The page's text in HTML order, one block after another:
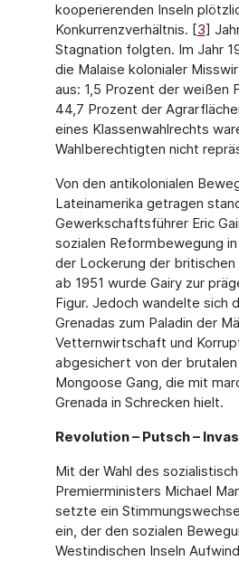
kooperierenden Inseln
Konkurrenzverhältnis. [3]
Stagnation folgten. Im Jahr
die Malaise kolonialer
aus: 1,5 Prozent der weißen
44,7 Prozent der
eines Klassenwahlrechts
Wahlberechtigten nicht
Von den antikolonialen
Lateinamerika getragen
Gewerkschafts­führer Eric
sozialen Reformbewegung
der Lockerung der britischen
ab 1951 wurde Gairy zur
Figur. Jedoch wandelte sich
Grenadas zum Paladin der
Vetternwirt­schaft und
abgesichert von der
Mongoose Gang, die mit
Grenada in Schrecken hielt.
Revolution – Putsch –
Mit der Wahl des
Premierministers Michael
setzte ein
ein, der den sozialen
Westindi­schen Inseln